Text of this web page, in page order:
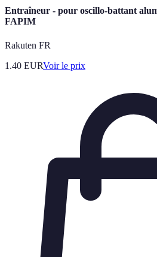
Entraîneur - pour oscillo-battant
FAPIM
Rakuten FR
1.40 EURVoir le prix